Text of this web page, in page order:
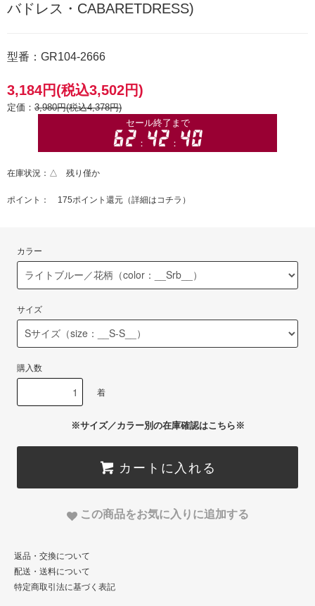
バドレス・CABARETDRESS)
型番：GR104-2666
3,184円(税込3,502円)
定価： 3,980円(税込4,378円)
在庫状況：△ 残り僅か
ポイント： 175ポイント還元（詳細はコチラ ）
カラー
サイズ
購入数
着
※サイズ／カラー別の在庫確認はこちら※
カートに入れる
この商品をお気に入りに追加する
返品・交換について
配送・送料について
特定商取引法に基づく表記